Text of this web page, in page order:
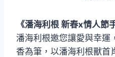
《潘海利根 新春x情人節
潘海利根邀您讓愛與幸運
香為筆，以潘海利根獸首